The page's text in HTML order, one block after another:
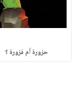
حزورة أم فزورة ؟